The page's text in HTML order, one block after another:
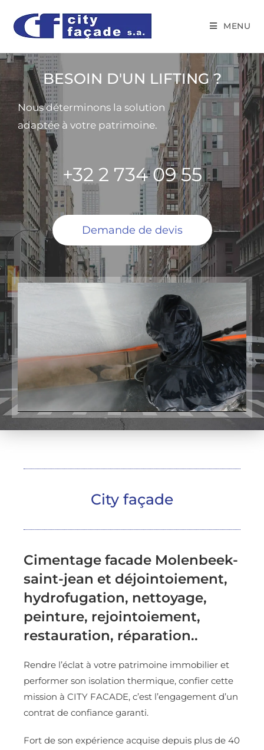
MENU
BESOIN D'UN LIFTING ?
Nous déterminons la solution
adaptée à votre patrimoine.
+32 2 734 09 55
Demande de devis
City façade
Cimentage facade Molenbeek-
saint-jean et déjointoiement,
hydrofugation, nettoyage,
peinture, rejointoiement,
restauration, réparation..
Rendre l’éclat à votre patrimoine immobilier et
performer son isolation thermique, confier cette
mission à CITY FACADE, c’est l’engagement d’un
contrat de confiance garanti.
Fort de son expérience acquise depuis plus de 40